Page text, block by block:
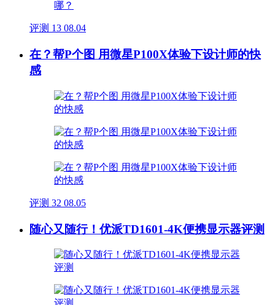
评测 13 08.04
在？帮P个图 用微星P100X体验下设计师的快
感
评测 32 08.05
随心又随行！优派TD1601-4K便携显示器评测